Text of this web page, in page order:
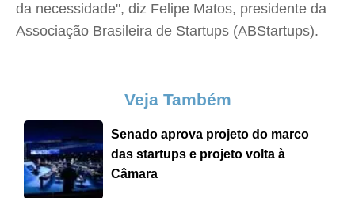
da necessidade", diz Felipe Matos, presidente da
Associação Brasileira de Startups (ABStartups).
Veja Também
Senado aprova projeto do marco
das startups e projeto volta à
Câmara